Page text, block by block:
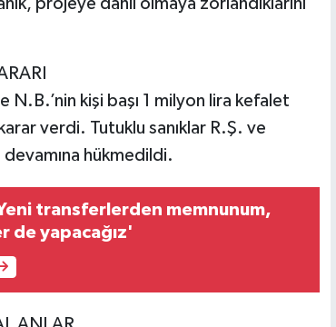
projeye dahil olmaya zorlandıklarını
kişi başı 1 milyon lira kefalet
verdi. Tutuklu sanıklar R.Ş. ve
hükmedildi.
transferlerden memnunum,
de yapacağız'